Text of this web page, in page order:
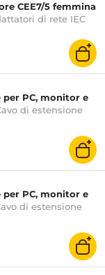
CEE7/5 femmina
di rete IEC
PC, monitor e
di estensione
PC, monitor e
di estensione